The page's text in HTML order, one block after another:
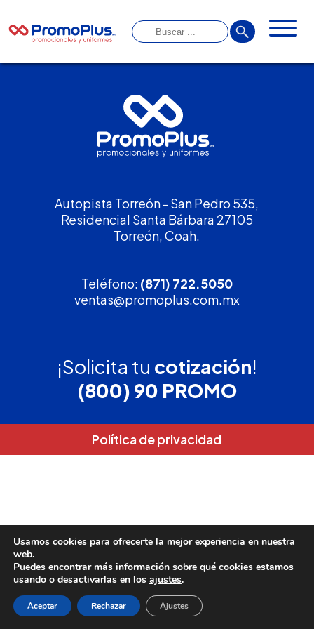
Autopista Torreón - San Pedro 535,
Residencial Santa Bárbara 27105
Torreón, Coah.
Teléfono: (871) 722.5050
ventas@promoplus.com.mx
¡Solicita tu cotización!
(800) 90 PROMO
Política de privacidad
Usamos cookies para ofrecerte la mejor experiencia en nuestra
web.
Puedes encontrar más información sobre qué cookies estamos
usando o desactivarlas en los ajustes.
Aceptar Rechazar Ajustes